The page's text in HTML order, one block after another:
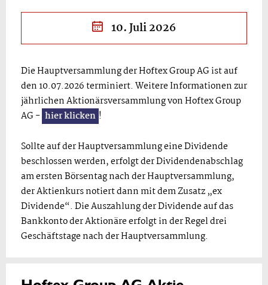
10. Juli 2026
Die Hauptversammlung der Hoftex Group AG ist auf
den 10.07.2026 terminiert. Weitere Informationen zur
jährlichen Aktionärsversammlung von Hoftex Group
AG - hier klicken !
Sollte auf der Hauptversammlung eine Dividende
beschlossen werden, erfolgt der Dividendenabschlag
am ersten Börsentag nach der Hauptversammlung,
der Aktienkurs notiert dann mit dem Zusatz „ex
Dividende“. Die Auszahlung der Dividende auf das
Bankkonto der Aktionäre erfolgt in der Regel drei
Geschäftstage nach der Hauptversammlung.